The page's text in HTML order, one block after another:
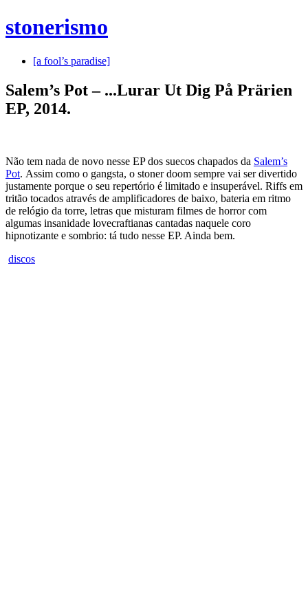
stonerismo
[a fool’s paradise]
Salem’s Pot – .​.​.​Lurar Ut Dig På Prärien
EP, 2014.
Não tem nada de novo nesse EP dos suecos chapados da Salem’s
Pot. Assim como o gangsta, o stoner doom sempre vai ser divertido
justamente porque o seu repertório é limitado e insuperável. Riffs em
tritão tocados através de amplificadores de baixo, bateria em ritmo
de relógio da torre, letras que misturam filmes de horror com
algumas insanidade lovecraftianas cantadas naquele coro
hipnotizante e sombrio: tá tudo nesse EP. Ainda bem.
discos